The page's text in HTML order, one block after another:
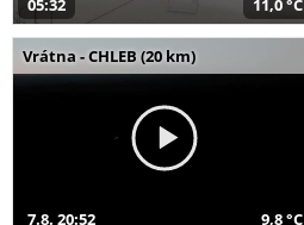
05:32 11,0 °C
Vrátna - CHLEB (20 km)
7.8. 20:52 9,8 °C